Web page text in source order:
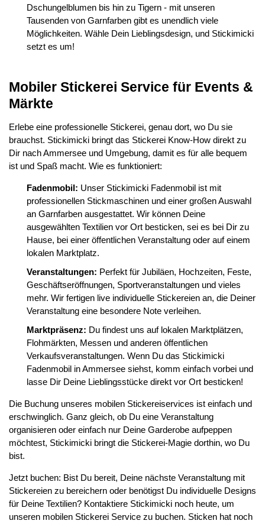
Dschungelblumen bis hin zu Tigern - mit unseren
Tausenden von Garnfarben gibt es unendlich viele
Möglichkeiten. Wähle Dein Lieblingsdesign, und Stickimicki
setzt es um!
Mobiler Stickerei Service für Events &
Märkte
Erlebe eine professionelle Stickerei, genau dort, wo Du sie
brauchst. Stickimicki bringt das Stickerei Know-How direkt zu
Dir nach Ammersee und Umgebung, damit es für alle bequem
ist und Spaß macht. Wie es funktioniert:
Fadenmobil: Unser Stickimicki Fadenmobil ist mit
professionellen Stickmaschinen und einer großen Auswahl
an Garnfarben ausgestattet. Wir können Deine
ausgewählten Textilien vor Ort besticken, sei es bei Dir zu
Hause, bei einer öffentlichen Veranstaltung oder auf einem
lokalen Marktplatz.
Veranstaltungen: Perfekt für Jubiläen, Hochzeiten, Feste,
Geschäftseröffnungen, Sportveranstaltungen und vieles
mehr. Wir fertigen live individuelle Stickereien an, die Deiner
Veranstaltung eine besondere Note verleihen.
Marktpräsenz: Du findest uns auf lokalen Marktplätzen,
Flohmärkten, Messen und anderen öffentlichen
Verkaufsveranstaltungen. Wenn Du das Stickimicki
Fadenmobil in Ammersee siehst, komm einfach vorbei und
lasse Dir Deine Lieblingsstücke direkt vor Ort besticken!
Die Buchung unseres mobilen Stickereiservices ist einfach und
erschwinglich. Ganz gleich, ob Du eine Veranstaltung
organisieren oder einfach nur Deine Garderobe aufpeppen
möchtest, Stickimicki bringt die Stickerei-Magie dorthin, wo Du
bist.
Jetzt buchen: Bist Du bereit, Deine nächste Veranstaltung mit
Stickereien zu bereichern oder benötigst Du individuelle Designs
für Deine Textilien? Kontaktiere Stickimicki noch heute, um
unseren mobilen Stickerei Service zu buchen. Sticken hat noch